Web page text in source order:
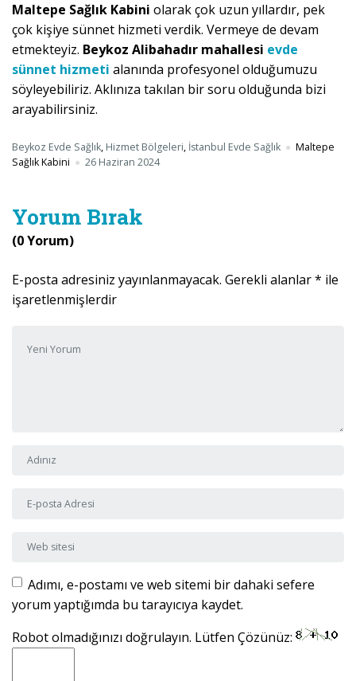
Maltepe Sağlık Kabini olarak çok uzun yıllardır, pek
çok kişiye sünnet hizmeti verdik. Vermeye de devam
etmekteyiz. Beykoz Alibahadır mahallesi evde
sünnet hizmeti alanında profesyonel olduğumuzu
söyleyebiliriz. Aklınıza takılan bir soru olduğunda bizi
arayabilirsiniz.
Beykoz Evde Sağlık, Hizmet Bölgeleri, İstanbul Evde Sağlık
Maltepe
Sağlık Kabini
26 Haziran 2024
Yorum Bırak
(0 Yorum)
E-posta adresiniz yayınlanmayacak. Gerekli alanlar* ile
işaretlenmişlerdir
Adı ve Soyadı
E-posta Adresi
Web sitesi
Adımı, e-postamı ve web sitemi bir dahaki sefere
yorum yaptığımda bu tarayıcıya kaydet.
Robot olmadığınızı doğrulayın. Lütfen Çözünüz: